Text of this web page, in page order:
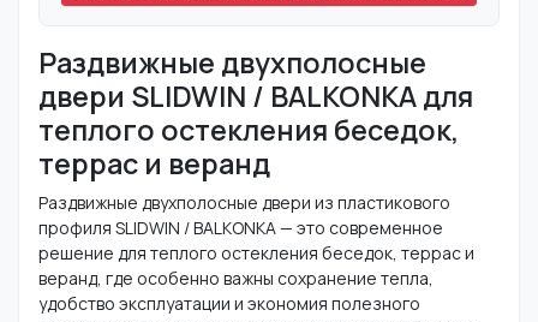
Раздвижные двухполосные
двери SLIDWIN / BALKONKA для
теплого остекления беседок,
террас и веранд
Раздвижные двухполосные двери из пластикового
профиля SLIDWIN / BALKONKA — это современное
решение для теплого остекления беседок, террас и
веранд, где особенно важны сохранение тепла,
удобство эксплуатации и экономия полезного